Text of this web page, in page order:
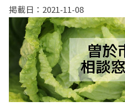
掲載日：2021-11-08